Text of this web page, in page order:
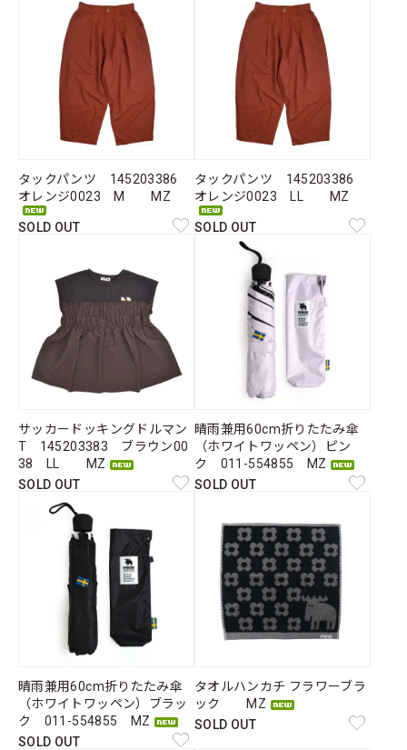
タックパンツ 145203386
オレンジ0023 M MZ
SOLD OUT
タックパンツ 145203386
オレンジ0023 LL MZ
SOLD OUT
サッカードッキングドルマン
T 145203383 ブラウン00
38 LL MZ
SOLD OUT
晴雨兼用60cm折りたたみ傘
（ホワイトワッペン）ピン
ク 011-554855 MZ
SOLD OUT
晴雨兼用60cm折りたたみ傘
（ホワイトワッペン）ブラッ
ク 011-554855 MZ
SOLD OUT
タオルハンカチ フラワーブラ
ック MZ
SOLD OUT